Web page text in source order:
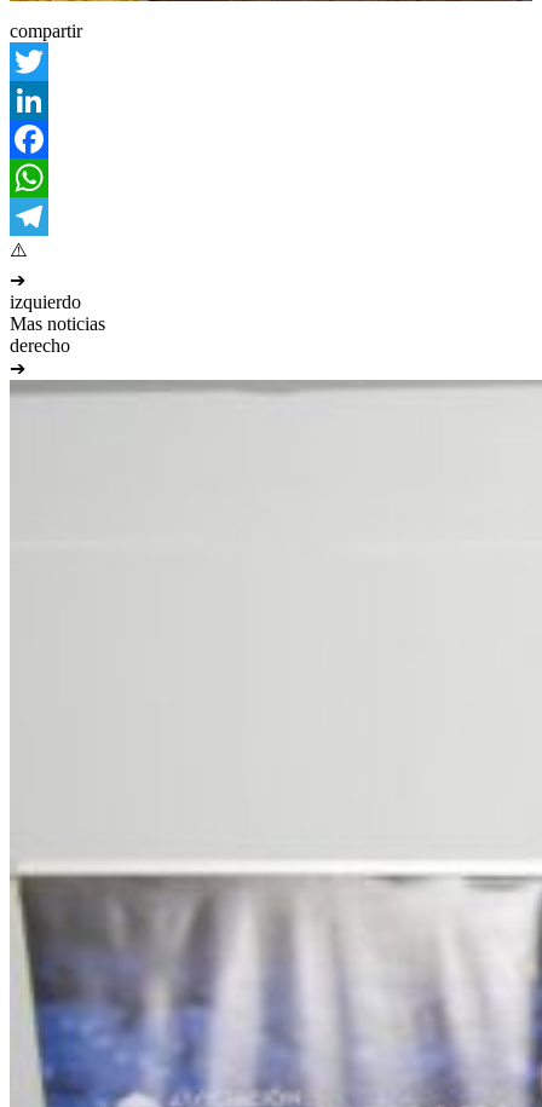
compartir
Twitter
LinkedIn
Facebook
WhatsApp
Telegram
➔
izquierdo
Mas noticias
derecho
➔